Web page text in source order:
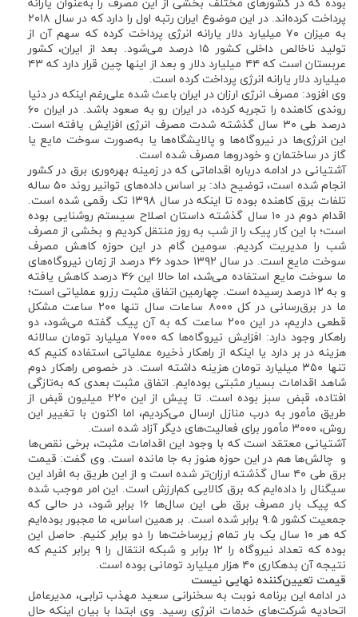
بوده که در کشورهای مختلف بخشی از این مصرف را به‌عنوان یارانه
پرداخت کرده‌اند. در این موضوع ایران رتبه اول را دارد که در سال ۲۰۱۸
به میزان ۷۰ میلیارد دلار یارانه انرژی پرداخت کرده که سهم آن از
تولید ناخالص داخلی کشور ۱۵ درصد می‌شود. بعد از ایران، کشور
عربستان است که ۴۴ میلیارد دلار و بعد از اینها چین قرار دارد که ۴۳
میلیارد دلار یارانه انرژی پرداخت کرده است.
وی افزود: مصرف انرژی ارزان در ایران باعث شده علی‌رغم اینکه در دنیا
روندی کاهنده را تجربه کرده، در ایران رو به صعود باشد. در ایران ۶۰
درصد طی ۳۰ سال گذشته شدت مصرف انرژی افزایش یافته است.
این انرژی‌ها در نیروگاه‌ها و پالایشگاه‌ها یا به‌صورت سوخت مایع یا
گاز در ساختمان و خودروها مصرف شده است.
آشتیانی در ادامه درباره اقداماتی که در زمینه بهره‌وری برق در کشور
انجام شده است، توضیح داد: بر اساس داده‌های توانیر روند ۵۰ ساله
تلفات برق کاهنده بوده تا اینکه در سال ۱۳۹۸ تک رقمی شده است.
اقدام دوم در ۱۰ سال گذشته داستان اصلاح سیستم روشنایی بوده
است؛ با این کار پیک را از شب به روز منتقل کردیم و بخشی از مصرف
شب را مدیریت کردیم. سومین گام در این حوزه کاهش مصرف
سوخت مایع است. در سال ۱۳۹۲ حدود ۴۶ درصد از زمان نیروگاه‌های
ما سوخت مایع استفاده می‌شد، اما حالا این ۴۶ درصد کاهش یافته
و به ۱۲ درصد رسیده است. چهارمین اتفاق مثبت رزرو عملیاتی است؛
ما در برق‌رسانی در کل ۸۰۰۰ ساعات سال تنها ۲۰۰ ساعت مشکل
قطعی داریم، در این ۲۰۰ ساعت که به آن پیک گفته می‌شود، دو
راهکار وجود دارد: افزایش نیروگاه‌ها که ۷۰۰۰ میلیارد تومان سالانه
هزینه در بر دارد یا اینکه از راهکار ذخیره عملیاتی استفاده کنیم که
تنها ۳۵۰ میلیارد تومان هزینه داشته است. در خصوص راهکار دوم
شاهد اقدامات بسیار مثبتی بوده‌ایم. اتفاق مثبت بعدی که به‌تازگی
افتاده، قبض سبز بوده است. تا پیش از این ۲۲۰ میلیون قبض از
طریق مأمور به درب منازل ارسال می‌کردیم، اما اکنون با تغییر این
روش، ۳۰۰۰ مأمور برای فعالیت‌های دیگر آزاد شده است.
آشتیانی معتقد است که با وجود این اقدامات مثبت، برخی نقص‌ها
و چالش‌ها هم در این حوزه هنوز به جا مانده است. وی گفت: قیمت
برق طی ۴۰ سال گذشته ارزان‌تر شده است و از این طریق به افراد این
سیگنال را داده‌ایم که برق کالایی کم‌ارزش است. این امر موجب شده
که پیک بار مصرف برق طی این سال‌ها ۱۶ برابر شود، در حالی که
جمعیت کشور ۹.۵ برابر شده است. بر همین اساس، ما مجبور بوده‌ایم
که هر ۱۰ سال یک بار تمام زیرساخت‌ها را دو برابر کنیم. حاصل این
بوده که تعداد نیروگاه را ۱۲ برابر و شبکه انتقال را ۹ برابر کنیم که
نتیجه آن بدهکاری ۴۰ هزار میلیارد تومانی بوده است.
قیمت تعیین‌کننده نهایی نیست
در ادامه این برنامه نوبت به سخنرانی سعید مهذب ترابی، مدیرعامل
اتحادیه شرکت‌های خدمات انرژی رسید. وی ابتدا با بیان اینکه حال